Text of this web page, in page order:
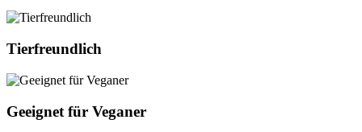
Tierfreundlich
Geeignet für Veganer